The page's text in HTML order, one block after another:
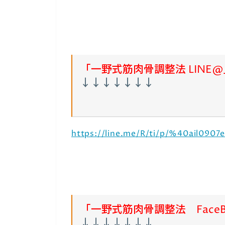
「一野式筋肉骨調整法 LINE@
↓↓↓↓↓↓↓
https://line.me/R/ti/p/%40ail0907e
「一野式筋肉骨調整法